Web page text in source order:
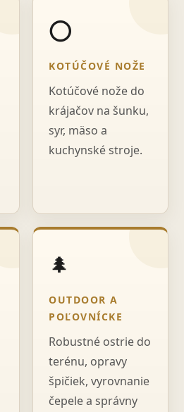
⭕
KOTÚČOVÉ NOŽE
Kotúčové nože do
krájačov na šunku,
syr, mäso a
kuchynské stroje.
🌲
OUTDOOR A
POĽOVNÍCKE
Robustné ostrie do
terénu, opravy
špičiek, vyrovnanie
čepele a správny